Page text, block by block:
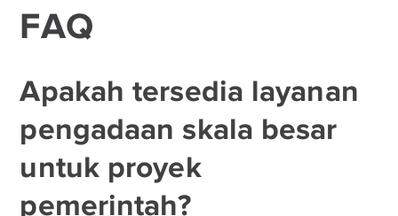
FAQ
Apakah tersedia layanan
pengadaan skala besar
untuk proyek
pemerintah?